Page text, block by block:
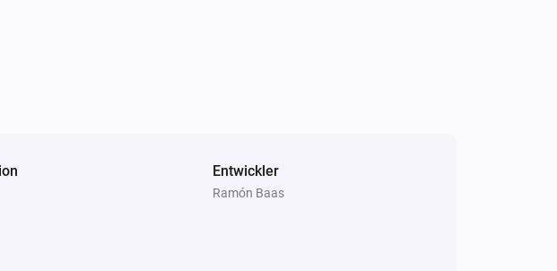
Entwickler
Ramón Baas